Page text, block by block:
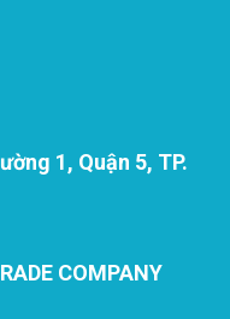
1, Quận 5, TP.
COMPANY